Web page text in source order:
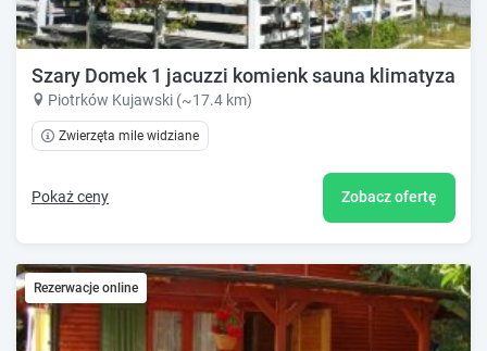
Szary Domek 1 jacuzzi komienk sauna
Piotrków Kujawski (~17.4 km)
Zwierzęta mile widziane
Pokaż ceny Zobacz ofertę
Rezerwacje online